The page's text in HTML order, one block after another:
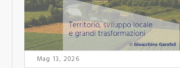
Mag 13, 2026